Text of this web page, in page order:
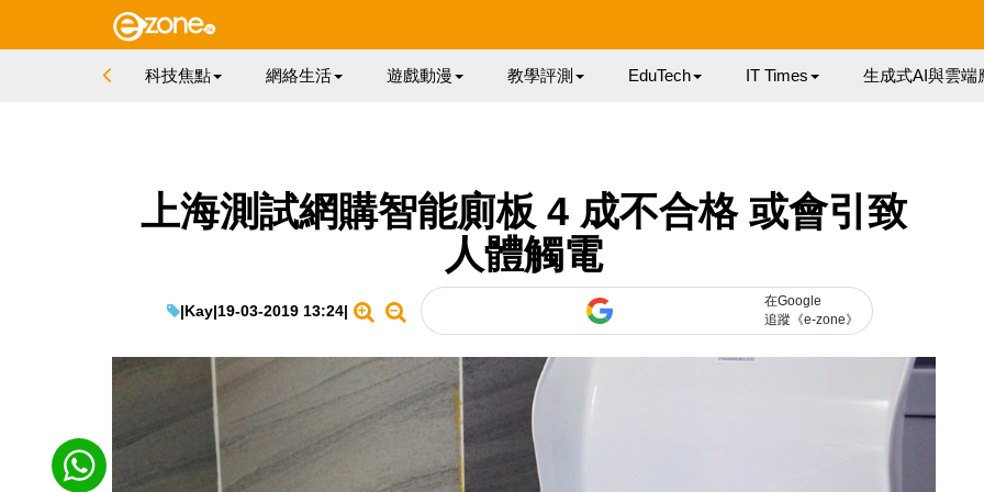
科技焦點 網絡生活 遊戲動漫 教學評測 EduTech IT Times 生成式AI與雲端
上海測試網購智能廁板 4 成不合格 或會引致
人體觸電
|Kay|19-03-2019 13:24|
在Google
追蹤《e-zone》